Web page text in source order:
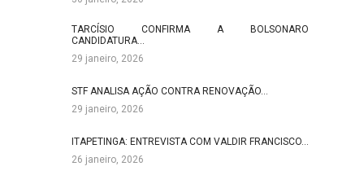
TARCÍSIO CONFIRMA A BOLSONARO
CANDIDATURA…
29 janeiro, 2026
STF ANALISA AÇÃO CONTRA RENOVAÇÃO…
29 janeiro, 2026
ITAPETINGA: ENTREVISTA COM VALDIR FRANCISCO…
26 janeiro, 2026